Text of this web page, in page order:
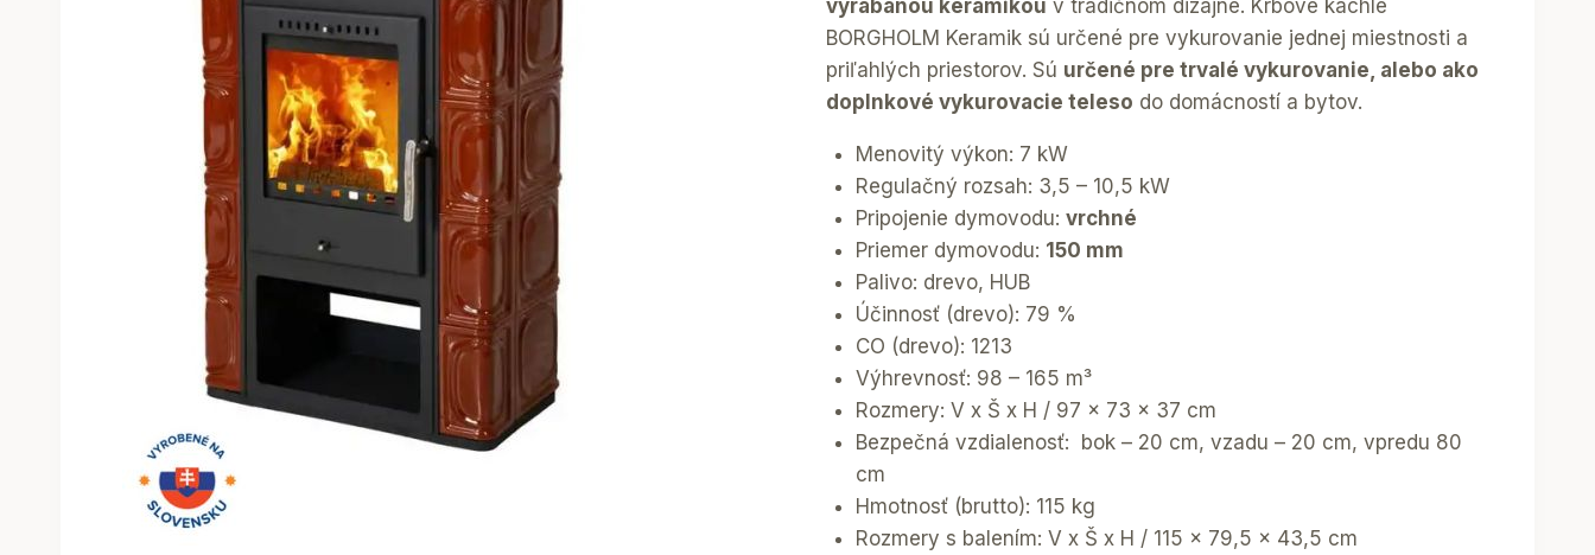
vyrábanou keramikou v tradičnom dizajne. Krbové kachle
BORGHOLM Keramik sú určené pre vykurovanie jednej miestnosti a
priľahlých priestorov. Sú určené pre trvalé vykurovanie, alebo ako
doplnkové vykurovacie teleso do domácností a bytov.
Menovitý výkon: 7 kW
Regulačný rozsah: 3,5 – 10,5 kW
Pripojenie dymovodu:vrchné
Priemer dymovodu: 150 mm
Palivo: drevo, HUB
Účinnosť (drevo): 79 %
CO (drevo): 1213
Výhrevnosť: 98 – 165 m³
Rozmery: V x Š x H / 97 x 73 x 37 cm
Bezpečná vzdialenosť: bok – 20 cm, vzadu – 20 cm, vpredu 80
cm
Hmotnosť (brutto): 115 kg
Rozmery s balením: V x Š x H / 115 x 79,5 x 43,5 cm